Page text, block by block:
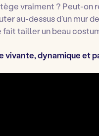
vraiment ? Peut-on
au-dessus d’un mur
fait tailler un beau
vivante, dynamique et